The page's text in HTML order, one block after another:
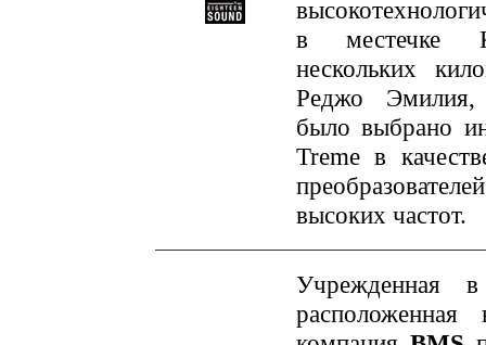
в местечке
нескольких
Реджо Эмилия,
было выбрано
Treme в
высоких частот.
Учрежденная
расположенная